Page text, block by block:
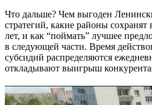
Что дальше? Чем выгоден
стратегий, какие районы
лет, и как “поймать” лучшее
в следующей части. Время
субсидий распределяются
откладывают выигрыш